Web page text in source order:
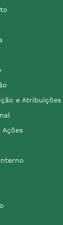
e Atribuições
Ações